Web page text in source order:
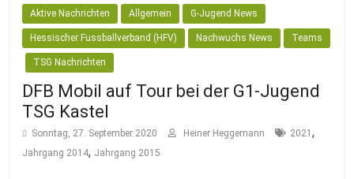
Aktive Nachrichten Allgemein G-Jugend News
Hessischer Fussballverband (HFV) Nachwuchs News Teams
TSG Nachrichten
DFB Mobil auf Tour bei der G1-Jugend
TSG Kastel
Sonntag, 27. September 2020 Heiner Heggemann 2021,
Jahrgang 2014, Jahrgang 2015